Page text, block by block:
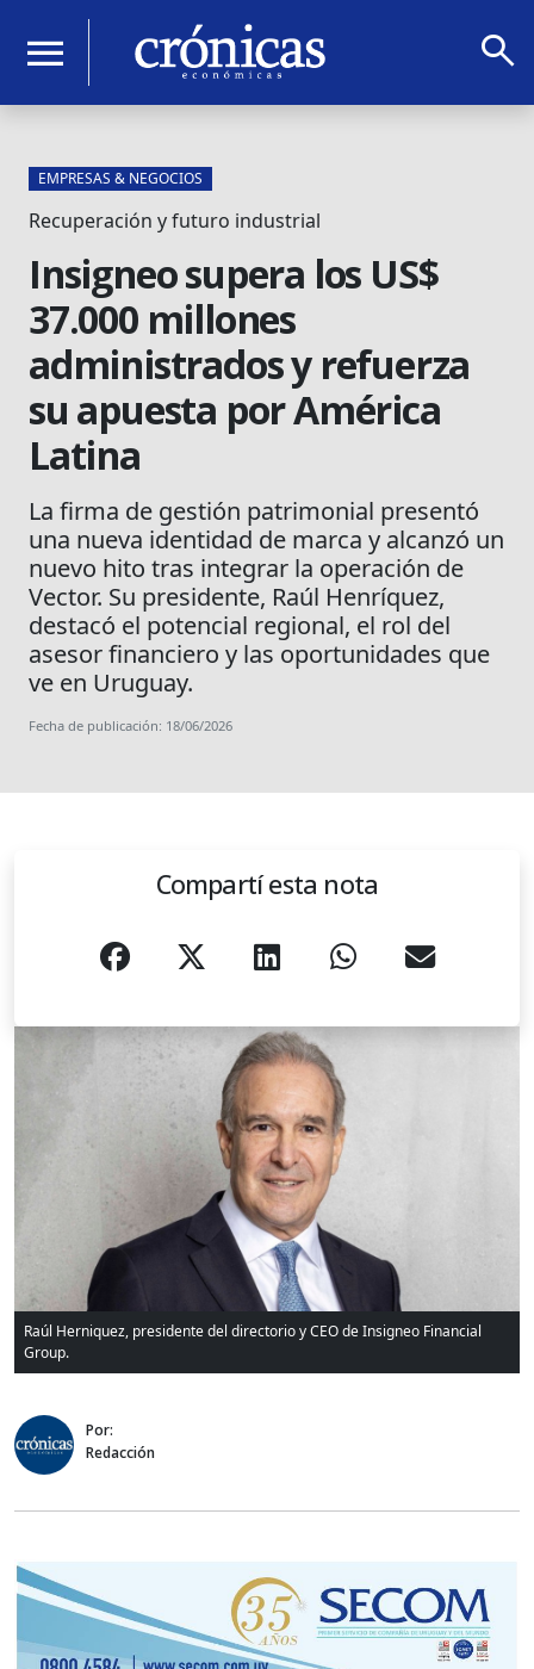
menu search
EMPRESAS & NEGOCIOS
Recuperación y futuro industrial
Insigneo supera los US$
37.000 millones
administrados y refuerza
su apuesta por América
Latina
La firma de gestión patrimonial presentó
una nueva identidad de marca y alcanzó un
nuevo hito tras integrar la operación de
Vector. Su presidente, Raúl Henríquez,
destacó el potencial regional, el rol del
asesor financiero y las oportunidades que
ve en Uruguay.
Fecha de publicación: 18/06/2026
Compartí esta nota
Raúl Herniquez, presidente del directorio y CEO de Insigneo Financial
Group.
Por:
Redacción